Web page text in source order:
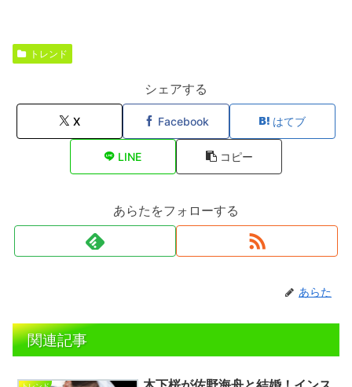
トレンド
シェアする
X Facebook はてブ
LINE コピー
あらたをフォローする
あらた
関連記事